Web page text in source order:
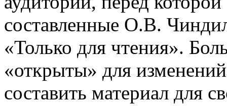
составленные О.В.
«Только для чтения».
«открыты» для
составить материал для